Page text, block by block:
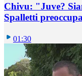
Chivu: "Juve?
Spalletti
01:30